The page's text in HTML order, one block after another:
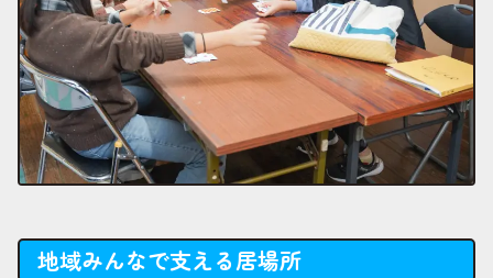
地域みんなで支える居場所